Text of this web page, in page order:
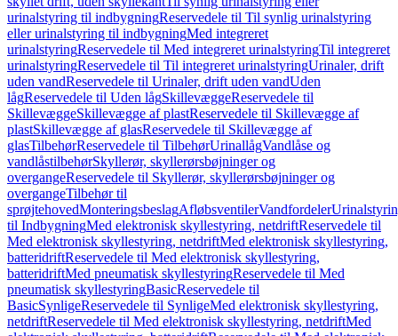
urinalstyring til indbygningReservedele til Til synlig urinalstyring
eller urinalstyring til indbygningMed integreret
urinalstyringReservedele til Med integreret urinalstyringTil integreret
urinalstyringReservedele til Til integreret urinalstyringUrinaler, drift
uden vandReservedele til Urinaler, drift uden vandUden
lågReservedele til Uden lågSkillevæggeReservedele til
SkillevæggeSkillevægge af plastReservedele til Skillevægge af
plastSkillevægge af glasReservedele til Skillevægge af
glasTilbehørReservedele til TilbehørUrinallågVandlåse og
vandlåstilbehørSkyllerør, skyllerørsbøjninger og
overgangeReservedele til Skyllerør, skyllerørsbøjninger og
overgangeTilbehør til
sprøjtehovedMonteringsbeslagAfløbsventilerVandfordeler
til IndbygningMed elektronisk skyllestyring, netdriftReservedele til
Med elektronisk skyllestyring, netdriftMed elektronisk skyllestyring,
batteridriftReservedele til Med elektronisk skyllestyring,
batteridriftMed pneumatisk skyllestyringReservedele til Med
pneumatisk skyllestyringBasicReservedele til
BasicSynligeReservedele til SynligeMed elektronisk skyllestyring,
netdriftReservedele til Med elektronisk skyllestyring, netdriftMed